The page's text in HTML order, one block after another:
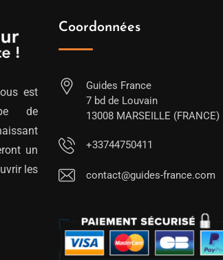
est
de
un
les
Coordonnées
Guides France
7 bd de Louvain
13008 MARSEILLE (FRANCE)
+33744750411
contact@guides-france.com